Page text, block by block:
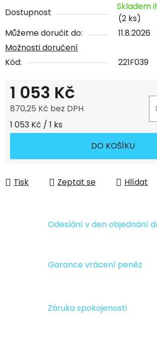
Dostupnost
Skladem
(2 ks)
Můžeme doručit do:
11.8.2026
Možnosti doručení
Kód:
221F039
1 053 Kč
870,25 Kč bez DPH
Měrná cena:
1 053 Kč / 1 ks
DO KOŠÍKU
Tisk Zeptat se Hlídat
Odeslání v den objednání
Garance vrácení peněz
Záruka spokojenosti